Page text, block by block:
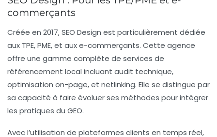
commerçants
Créée en 2017,SEO Design est particulièrement dédiée
aux TPE,PME, et aux e-commerçants. Cette agence
offre une gamme complète de services de
référencement local incluant audit technique,
optimisation on-page, et netlinking. Elle se distingue par
sa capacité à faire évoluer ses méthodes pour intégrer
les pratiques du GEO.
Avec l’utilisation de plateformes clients en temps réel,